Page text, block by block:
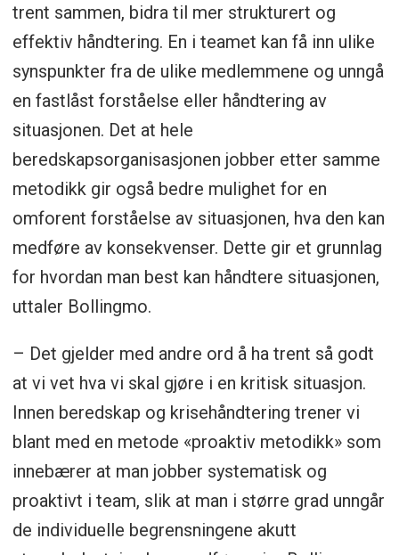
trent sammen, bidra til mer strukturert og
effektiv håndtering. En i teamet kan få inn ulike
synspunkter fra de ulike medlemmene og unngå
en fastlåst forståelse eller håndtering av
situasjonen. Det at hele
beredskapsorganisasjonen jobber etter samme
metodikk gir også bedre mulighet for en
omforent forståelse av situasjonen, hva den kan
medføre av konsekvenser. Dette gir et grunnlag
for hvordan man best kan håndtere situasjonen,
uttaler Bollingmo.
– Det gjelder med andre ord å ha trent så godt
at vi vet hva vi skal gjøre i en kritisk situasjon.
Innen beredskap og krisehåndtering trener vi
blant med en metode «proaktiv metodikk» som
innebærer at man jobber systematisk og
proaktivt i team, slik at man i større grad unngår
de individuelle begrensningene akutt